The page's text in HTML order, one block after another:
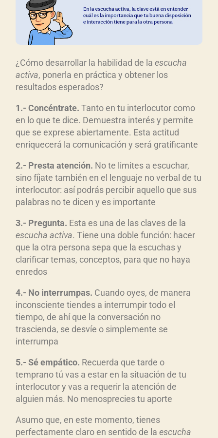
¿Cómo desarrollar la habilidad de la escucha
activa, ponerla en práctica y obtener los
resultados esperados?
1.- Concéntrate. Tanto en tu interlocutor como
en lo que te dice. Demuestra interés y permite
que se exprese abiertamente. Esta actitud
enriquecerá la comunicación y será gratificante
2.- Presta atención. No te limites a escuchar,
sino fíjate también en el lenguaje no verbal de tu
interlocutor: así podrás percibir aquello que sus
palabras no te dicen y es importante
3.- Pregunta. Esta es una de las claves de la
escucha activa. Tiene una doble función: hacer
que la otra persona sepa que la escuchas y
clarificar temas, conceptos, para que no haya
enredos
4.- No interrumpas. Cuando oyes, de manera
inconsciente tiendes a interrumpir todo el
tiempo, de ahí que la conversación no
trascienda, se desvíe o simplemente se
interrumpa
5.- Sé empático. Recuerda que tarde o
temprano tú vas a estar en la situación de tu
interlocutor y vas a requerir la atención de
alguien más. No menosprecies tu aporte
Asumo que, en este momento, tienes
perfectamente claro en sentido de la escucha